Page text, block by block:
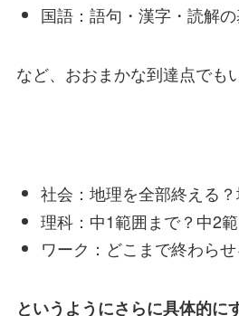
国語：語句・漢字・読解
など、おおまかな到達点でも
社会：地理を全部終える
理科：中1範囲まで？中2
ワーク：どこまで終わらせ
というようにさらに具体的に